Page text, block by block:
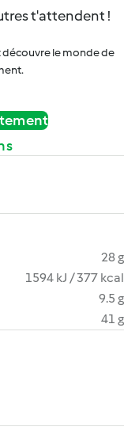
t'attendent !
découvre le monde de
28 g
1594 kJ / 377 kcal
9.5 g
41 g